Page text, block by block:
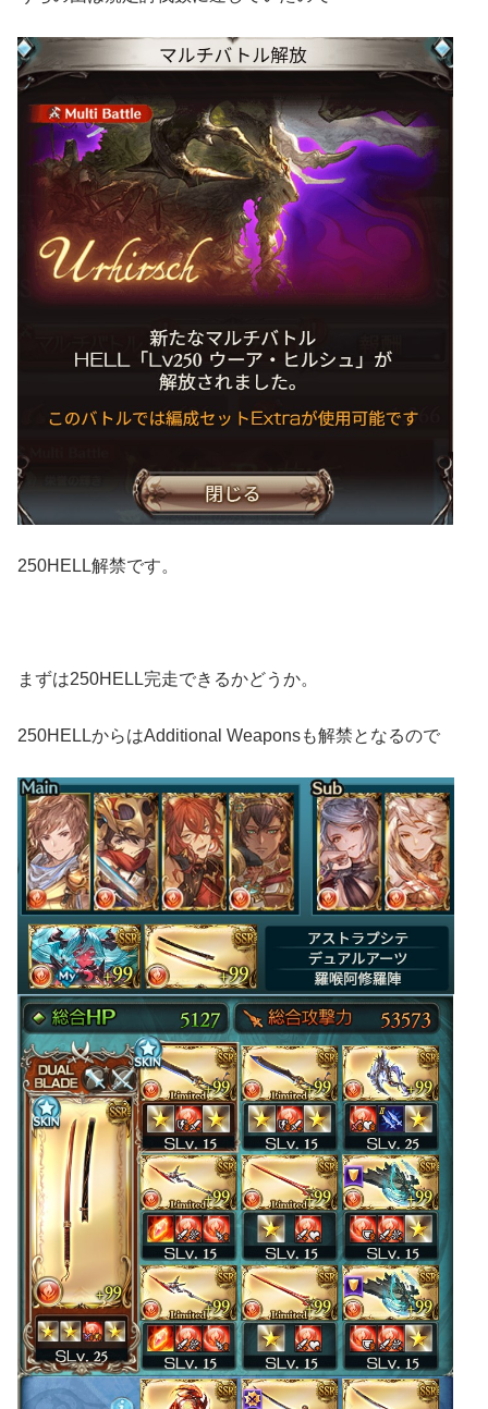
250HELL解禁です。
まずは250HELL完走できるかどうか。
250HELLからはAdditional Weaponsも解禁となるので